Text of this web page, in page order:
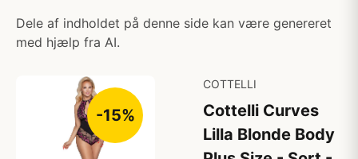
Dele af indholdet på denne side kan være genereret
med hjælp fra AI.
-15%
COTTELLI
Cottelli Curves
Lilla Blonde Body